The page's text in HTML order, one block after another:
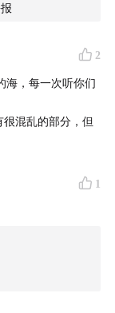
2
海，每一次听你们
混乱的部分，但
1